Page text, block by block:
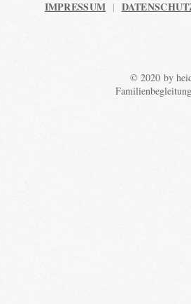
IMPRESSUM |
© 2020 by